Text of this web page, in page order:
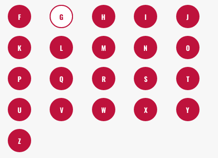
F G H I J
K L M N O
P Q R S T
U V W X Y
Z